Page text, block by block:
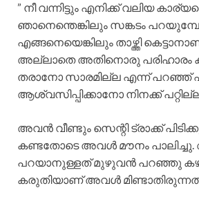
” നീ വന്നിട്ടും എനിക്ക് വലിയ
ഞാനെന്തെങ്കിലും സങ്കടം
എങ്ങനെയെങ്കിലും താഴ്ത്തി
അല്ലാതെ അതിനൊരു പരിഹാരം
തരാനോ സാരമില്ല എന്ന് പറഞ്ഞ്
ആശ്വസിപ്പിക്കാനോ നിനക്ക്
അവൻ വീണ്ടും സെന്റി ട്രാക്ക്
കണ്ടതോടെ അവൾ മൗനം
പറയാനുള്ളത് മുഴുവൻ പറഞ്ഞു
കരുതിയാണ് അവൾ